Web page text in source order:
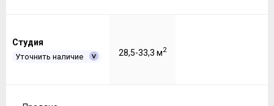
Студия
Уточнить наличие 28,5-33,3 м2